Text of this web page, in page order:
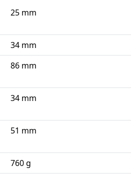
25 mm
34 mm
86 mm
34 mm
51 mm
760 g